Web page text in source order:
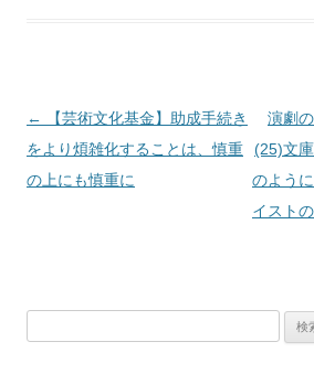
投稿ナビゲーション
←
【芸術文化基金】助成手続き
をより煩雑化することは、慎重
の上にも慎重に
演劇
(25)文
のよう
イスト